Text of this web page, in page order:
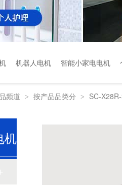
机器人电机 智能小家电电机
频道 > 按产品品类分 > SC-
机